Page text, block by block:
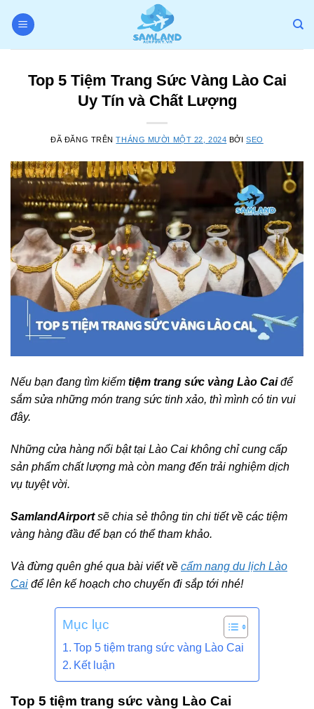
đến
Top 5 Tiệm Trang Sức Vàng Lào Cai
Uy Tín và Chất Lượng
ĐÃ ĐĂNG TRÊNTHÁNG MƯỜI MỘT 22, 2024 BỞISEO
Nếu bạn đang tìm kiếm tiệm trang sức vàng Lào Caiđể
sắm sửa những món trang sức tinh xảo, thì mình có tin vui
đây.
Những cửa hàng nổi bật tại Lào Cai không chỉ cung cấp
sản phẩm chất lượng mà còn mang đến trải nghiệm dịch
vụ tuyệt vời.
SamlandAirportsẽ chia sẻ thông tin chi tiết về các tiệm
vàng hàng đầu để bạn có thể tham khảo.
Và đừng quên ghé qua bài viết về cẩm nang du lịch Lào
Cai để lên kế hoạch cho chuyến đi sắp tới nhé!
Mục lục
Top 5 tiệm trang sức vàng Lào Cai
Kết luận
Top 5 tiệm trang sức vàng Lào Cai